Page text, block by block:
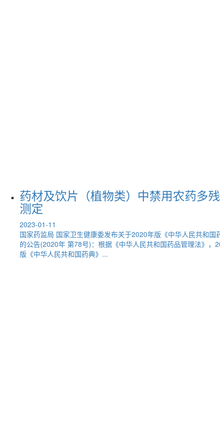
药材及饮片（植物类）中禁用农药多
测定
2023-01-11
国家药监局 国家卫生健康委发布关于2020年版《中华人民共和国
的公告(2020年 第78号)：根据《中华人民共和国药品管理法》，
版《中华人民共和国药典》...